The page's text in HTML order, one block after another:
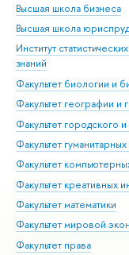
Высшая школа бизнеса
Высшая школа
Институт
знаний
Факультет биологии и
Факультет географии
Факультет городского
Факультет гуманитарных
Факультет
Факультет креативных
Факультет математики
Факультет мировой
Факультет права